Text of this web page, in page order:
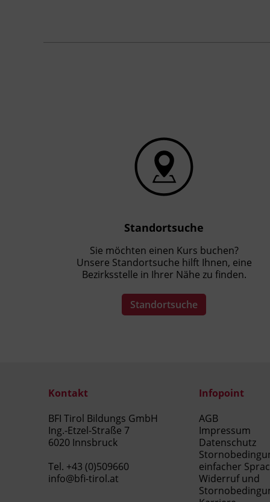
Standortsuche
Sie möchten einen Kurs buchen?
Unsere Standortsuche hilft Ihnen, eine
Bezirksstelle in Ihrer Nähe zu finden.
Standortsuche
Kontakt
BFI Tirol Bildungs GmbH
Ing.-Etzel-Straße 7
6020 Innsbruck
Tel. +43 (0)509660
info@bfi-tirol.at
Infopoint
AGB
Impressum
Datenschutz
einfacher
Widerruf und